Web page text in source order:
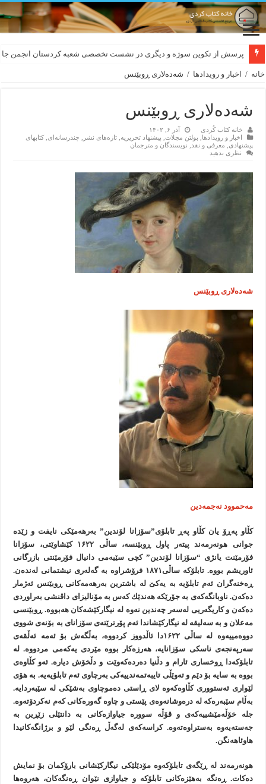
لەسەر کێشی ڕوباعی و به نەغمەی قەڵەمی «ئالی»
خانه / اخبار و رویدادها / شەدەلاری ڕوبێنس
شەدەلاری ڕوبێنس
خانه کتاب کُردی
آذر ۶, ۱۴۰۲
اخبار و رویدادها
بولتن مجلات پیشنهاد تحریریه ,تازەهای نشر چندرسانه‌ای ,کتابهای
پیشنهادی
معرفی و نقد
نویسندگان و مترجمان
نظری بدهید
شەدەلاری ڕوبێنس
مەحموود نەجمەدین
كڵاو پەڕۆ یان كڵاو پەڕ تابلۆی”سۆزانا لۆندین” بەرهەمێكی نایفت و زێدە
جوانی هونەرمەند پیتەر پاول ڕوبێنسە، ساڵی ۱۶۲۲ كێشاوێتی، سۆزانا
فۆرمێنت یانژی “سۆزانا لۆندین” كچی سێیەمی دانیال فۆرمێنتی بازرگانی
ئاوریشم بووە. تابلۆکە ساڵی۱۸۷۱ فرۆشراوە بە گەلەری نیشتمانی لەندەن.
ڕەخنەگران ئەم تابلۆیە بە یەكێ لە باشترین بەرهەمەكانی ڕوبێنس ئەژمار
دەكەن. ناوبانگەكەی بە جۆرێكە هەندێك كەس بە مۆنالیزای داڤنشی بەراوردی
دەكەن و كاریگەریی لەسەر چەندین نەوە لە نیگاركێشەكان هەبووە. ڕوبێنسی
مەعلان و بە سەلیقە لە نیگاركێشاندا ئەم پۆرترێتەی سۆزانای بە بۆنەی شووی
دووەمییەوە لە ساڵی ۱۶۲۲دا ئاڵدووز کردووە، بەڵگەش بۆ ئەمە ئەڵقەی
سەرپەنجەی ناسكی سۆزانایە، هەرزەكار بووە مێردی یەكەمی مردووە. لە
تابلۆكەدا ڕوخساری ئارام و دڵنیا دەردەكەوێت و دڵخۆش دیارە. ئەو كڵاوەی
بووە بە سایە بۆ دێم و تەوێڵی تایبەتمەندییەكی بەرچاوی ئەم تابلۆیەیە. بە هۆی
لێواری ئەستووری كڵاوەكەوە لای ڕاستی دەموچاوی بەشێكی لە سێبەردایە.
بەڵام سێبەرەكە لە درەوشانەوەی پێستی و چاوە گەورەكانی كەم نەكردۆتەوە.
جلە خۆڵەمێشییەكەی و قۆڵە سوورە جیاوازەكانی بە دانتێلی زێڕین بە
جەستەیەوە بەستراوەتەوە. كراسەكەی لەگەڵ ڕەنگی لێو و برژانگەكانیدا
هاوئاهەنگن.
هونەرمەند لە ڕێگەی تابلۆكەوە مۆدێلێكی نیگاركێشانی بارۆكمان بۆ نمایش
دەكات. ڕەنگە بەهێزەكانی تابلۆکە و جیاوازی نێوان ڕەنگەكان، هەروەها